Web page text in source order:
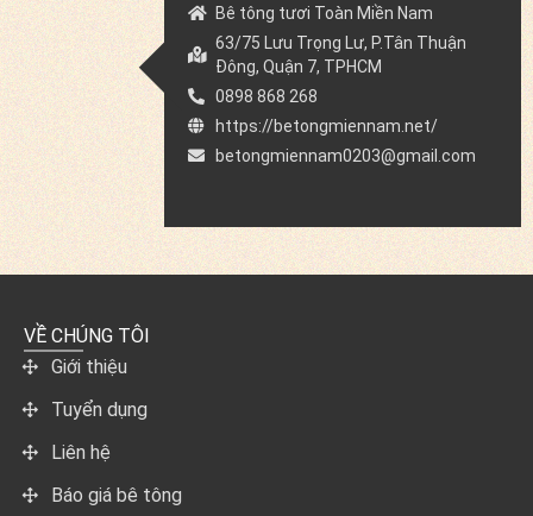
Bê tông tươi Toàn Miền Nam
63/75 Lưu Trọng Lư, P.Tân Thuận
Đông, Quận 7, TPHCM
0898 868 268
https://betongmiennam.net/
betongmiennam0203@gmail.com
VỀ CHÚNG TÔI
Giới thiệu
Tuyển dụng
Liên hệ
Báo giá bê tông